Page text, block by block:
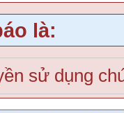
là:
sử dụng